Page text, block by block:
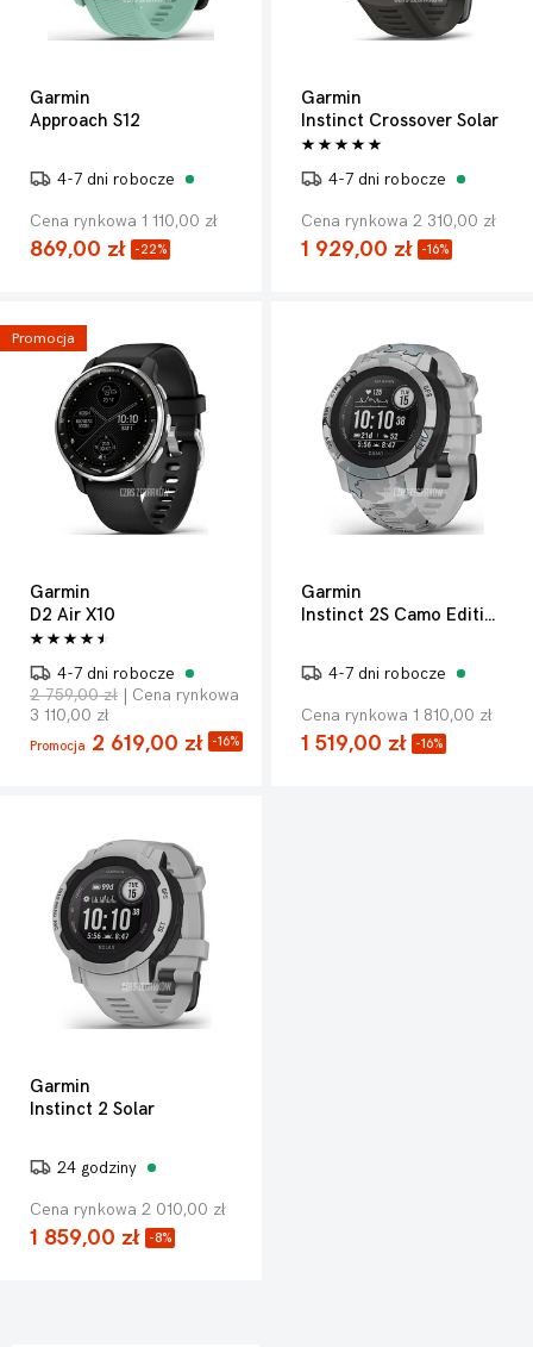
Garmin
Approach S12
4-7 dni robocze
Cena rynkowa 1 110,00 zł
869,00 zł -22%
Garmin
Instinct Crossover Solar
4-7 dni robocze
Cena rynkowa 2 310,00 zł
1 929,00 zł -16%
Promocja
Garmin
D2 Air X10
4-7 dni robocze
2 759,00 zł | Cena rynkowa
3 110,00 zł
Promocja 2 619,00 zł -16%
Garmin
Instinct 2S Camo Edition
4-7 dni robocze
Cena rynkowa 1 810,00 zł
1 519,00 zł -16%
Garmin
Instinct 2 Solar
24 godziny
Cena rynkowa 2 010,00 zł
1 859,00 zł -8%